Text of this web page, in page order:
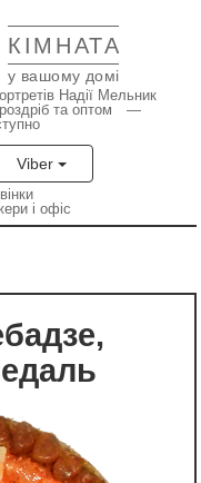
КІМНАТА
у вашому домі
Надії Мельник
та оптом —
Viber
і офіс